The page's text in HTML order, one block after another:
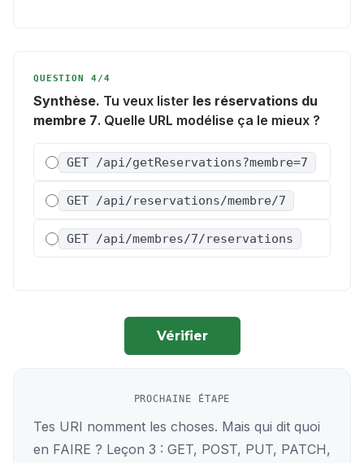
QUESTION 4/4
Synthèse. Tu veux lister les réservations du
membre 7. Quelle URL modélise ça le mieux ?
GET /api/getReservations?membre=7
GET /api/reservations/membre/7
GET /api/membres/7/reservations
Vérifier
PROCHAINE ÉTAPE
Tes URI nomment les choses. Mais qui dit quoi
en FAIRE ? Leçon 3 : GET, POST, PUT, PATCH,